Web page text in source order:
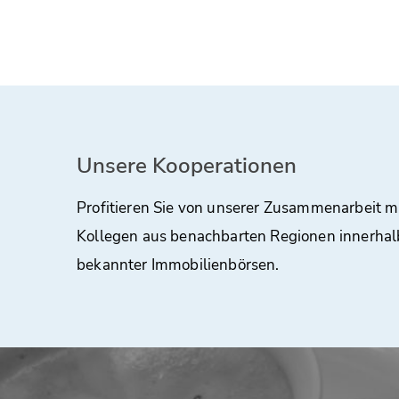
Unsere Kooperationen
Profitieren Sie von unserer Zusammenarbeit
Kollegen aus benachbarten Regionen
bekannter Immobilienbörsen.